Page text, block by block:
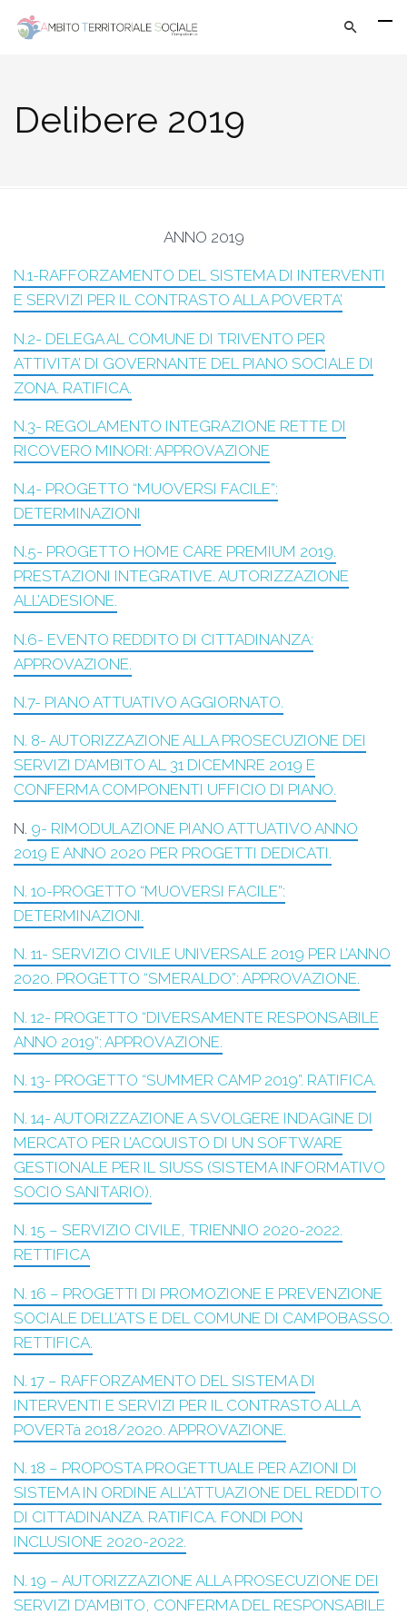
Delibere 2019
ANNO 2019
N.1-RAFFORZAMENTO DEL SISTEMA DI INTERVENTI
E SERVIZI PER IL CONTRASTO ALLA POVERTA’
N.2- DELEGA AL COMUNE DI TRIVENTO PER
ATTIVITA’ DI GOVERNANTE DEL PIANO SOCIALE DI
ZONA. RATIFICA.
N.3- REGOLAMENTO INTEGRAZIONE RETTE DI
RICOVERO MINORI: APPROVAZIONE
N.4- PROGETTO “MUOVERSI FACILE”:
DETERMINAZIONI
N.5- PROGETTO HOME CARE PREMIUM 2019.
PRESTAZIONI INTEGRATIVE. AUTORIZZAZIONE
ALL’ADESIONE.
N.6- EVENTO REDDITO DI CITTADINANZA:
APPROVAZIONE.
N.7- PIANO ATTUATIVO AGGIORNATO.
N. 8- AUTORIZZAZIONE ALLA PROSECUZIONE DEI
SERVIZI D’AMBITO AL 31 DICEMNRE 2019 E
CONFERMA COMPONENTI UFFICIO DI PIANO.
N. 9- RIMODULAZIONE PIANO ATTUATIVO ANNO
2019 E ANNO 2020 PER PROGETTI DEDICATI.
N. 10-PROGETTO “MUOVERSI FACILE”:
DETERMINAZIONI.
N. 11- SERVIZIO CIVILE UNIVERSALE 2019 PER L’ANNO
2020. PROGETTO “SMERALDO”: APPROVAZIONE.
N. 12- PROGETTO “DIVERSAMENTE RESPONSABILE
ANNO 2019”: APPROVAZIONE.
N. 13- PROGETTO “SUMMER CAMP 2019”. RATIFICA.
N. 14- AUTORIZZAZIONE A SVOLGERE INDAGINE DI
MERCATO PER L’ACQUISTO DI UN SOFTWARE
GESTIONALE PER IL SIUSS (SISTEMA INFORMATIVO
SOCIO SANITARIO).
N. 15 – SERVIZIO CIVILE, TRIENNIO 2020-2022.
RETTIFICA
N. 16 – PROGETTI DI PROMOZIONE E PREVENZIONE
SOCIALE DELL’ATS E DEL COMUNE DI CAMPOBASSO.
RETTIFICA.
N. 17 – RAFFORZAMENTO DEL SISTEMA DI
INTERVENTI E SERVIZI PER IL CONTRASTO ALLA
POVERTà 2018/2020. APPROVAZIONE.
N. 18 – PROPOSTA PROGETTUALE PER AZIONI DI
SISTEMA IN ORDINE ALL’ATTUAZIONE DEL REDDITO
DI CITTADINANZA. RATIFICA. FONDI PON
INCLUSIONE 2020-2022.
N. 19 – AUTORIZZAZIONE ALLA PROSECUZIONE DEI
SERVIZI D’AMBITO, CONFERMA DEL RESPONSABILE